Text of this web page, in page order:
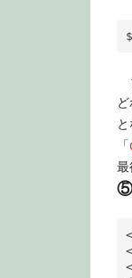
「
最
<
<
<